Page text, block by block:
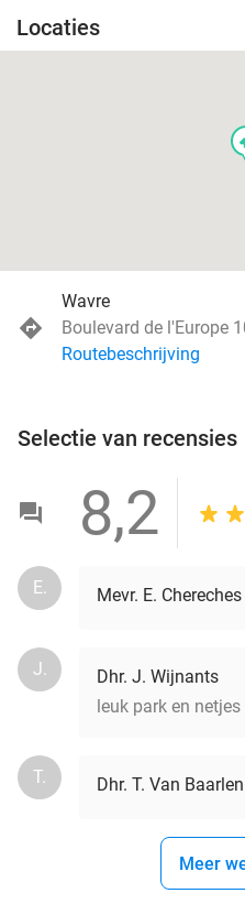
Locaties
Wavre
Boulevard de l'Europe
Routebeschrijving
Selectie van recensies
8,2
E. Mevr. E. Chereches
J.
Dhr. J. Wijnants
leuk park en
T. Dhr. T. Van Baarlen
Meer